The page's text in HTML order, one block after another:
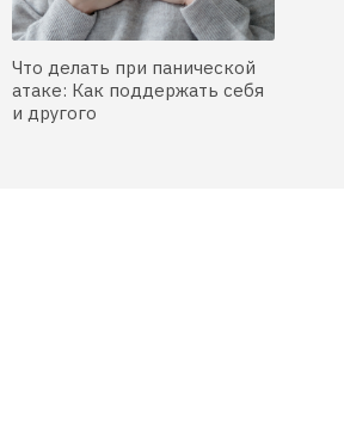
Что делать при панической
атаке: Как поддержать себя
и другого